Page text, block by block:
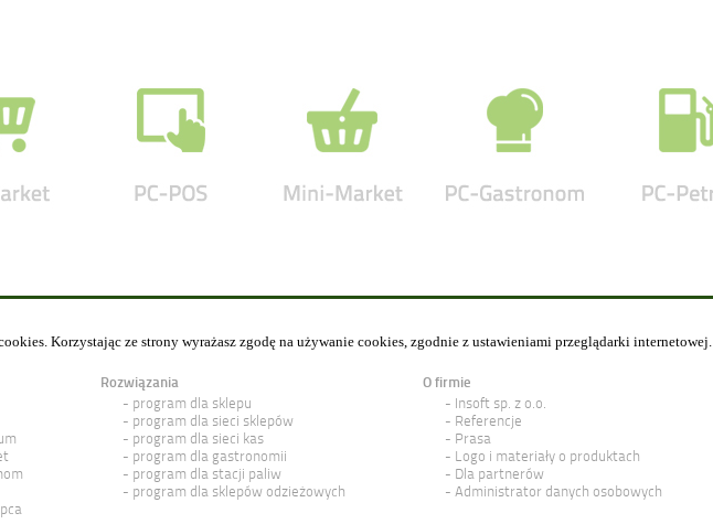
Korzystając ze strony wyrażasz zgodę na używanie cookies, zgodnie z ustawieniami przeglądarki internetowej.
Rozwiązania
program dla sklepu
program dla sieci sklepów
program dla sieci kas
program dla gastronomii
program dla stacji paliw
program dla sklepów odzieżowych
O firmie
Insoft sp. z o.o.
Referencje
Prasa
Logo i materiały o produktach
Dla partnerów
Administrator danych osobowych